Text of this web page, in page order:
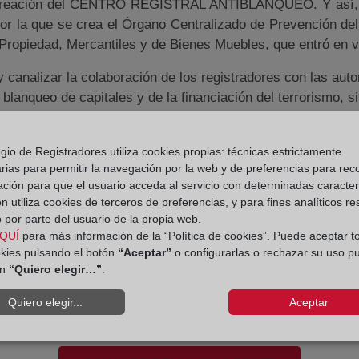
del CENTRO REGISTRAL ANTIBLANQUEO. Y
la que se crea el Órgano Centralizado de Prevención
Mercantiles y de Bienes Muebles, que entró en
canalizar la colaboración de los registradores con las
de capitales y de la financiación del terrorismo,
en estas tareas dentro del colectivo. El
registradores, así como de aquellas detectadas a
como consecuencia de investigaciones abiertas por
resulta fundamental eximir de responsabilidad a
diaria, y apoyarles en el cumplimiento de sus
la organización registral está compuesta por la
mercantiles y de bienes muebles, y el
Asesora. El Centro se configura en tres áreas
de Formación.
de Registradores utiliza cookies propias: técnicas estrictamente
para permitir la navegación por la web y de preferencias para
para que el usuario acceda al servicio con determinadas
utiliza cookies de terceros de preferencias, y para fines analíticos
por parte del usuario de la propia web.
para más información de la “Política de cookies”. Puede aceptar
pulsando el botón “Aceptar” o configurarlas o rechazar su uso
“Quiero elegir…”.
Quiero elegir... Aceptar